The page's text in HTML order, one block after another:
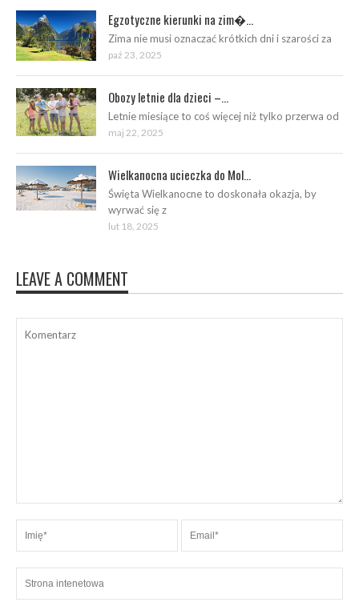
Egzotyczne kierunki na zim�...
Zima nie musi oznaczać krótkich dni i szarości za
paź 23, 2025
Obozy letnie dla dzieci –...
Letnie miesiące to coś więcej niż tylko przerwa od
maj 22, 2025
Wielkanocna ucieczka do Mol...
Święta Wielkanocne to doskonała okazja, by
wyrwać się z
lut 18, 2025
LEAVE A COMMENT